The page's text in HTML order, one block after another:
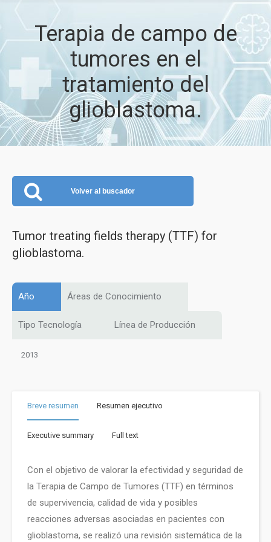
Terapia de campo de
tumores en el
tratamiento del
glioblastoma.
Volver al buscador
Tumor treating fields therapy (TTF) for
glioblastoma.
Año Áreas de Conocimiento
Tipo Tecnología Línea de Producción
2013
Breve resumen Resumen ejecutivo
Executive summary Full text
Con el objetivo de valorar la efectividad y seguridad de
la Terapia de Campo de Tumores (TTF) en términos
de supervivencia, calidad de vida y posibles
reacciones adversas asociadas en pacientes con
glioblastoma, se realizó una revisión sistemática de la